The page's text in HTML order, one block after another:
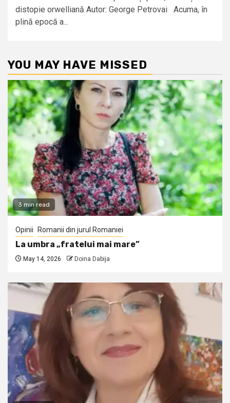
distopie orwelliană Autor: George Petrovai Acuma, în
plină epocă a...
YOU MAY HAVE MISSED
3 min read
Opinii Romanii din jurul Romaniei
La umbra „fratelui mai mare”
May 14, 2026 Doina Dabija